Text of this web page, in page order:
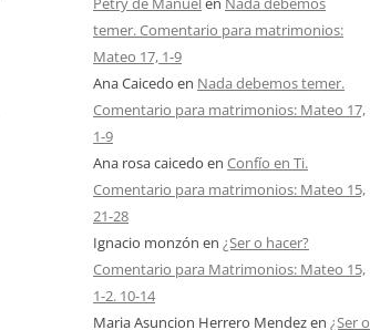
temer. Comentario para matrimonios:
Mateo 17, 1-9
Ana Caicedo en Nada debemos temer.
Comentario para matrimonios: Mateo 17,
1-9
Ana rosa caicedo en Confío en Ti.
Comentario para matrimonios: Mateo 15,
21-28
Ignacio monzón en ¿Ser o hacer?
Comentario para Matrimonios: Mateo 15,
1-2. 10-14
Maria Asuncion Herrero Mendezen ¿Ser o